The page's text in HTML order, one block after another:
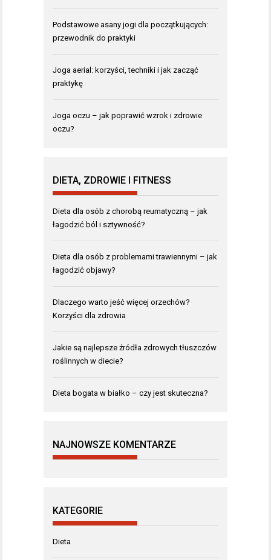
Podstawowe asany jogi dla początkujących:
przewodnik do praktyki
Joga aerial: korzyści, techniki i jak zacząć
praktykę
Joga oczu – jak poprawić wzrok i zdrowie
oczu?
DIETA, ZDROWIE I FITNESS
Dieta dla osób z chorobą reumatyczną – jak
łagodzić ból i sztywność?
Dieta dla osób z problemami trawiennymi – jak
łagodzić objawy?
Dlaczego warto jeść więcej orzechów?
Korzyści dla zdrowia
Jakie są najlepsze źródła zdrowych tłuszczów
roślinnych w diecie?
Dieta bogata w białko – czy jest skuteczna?
NAJNOWSZE KOMENTARZE
KATEGORIE
Dieta